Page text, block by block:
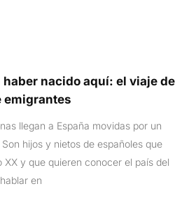
haber nacido aquí: el viaje de
emigrantes
llegan a España movidas por un
hijos y nietos de españoles que
XX y que quieren conocer el país del
en